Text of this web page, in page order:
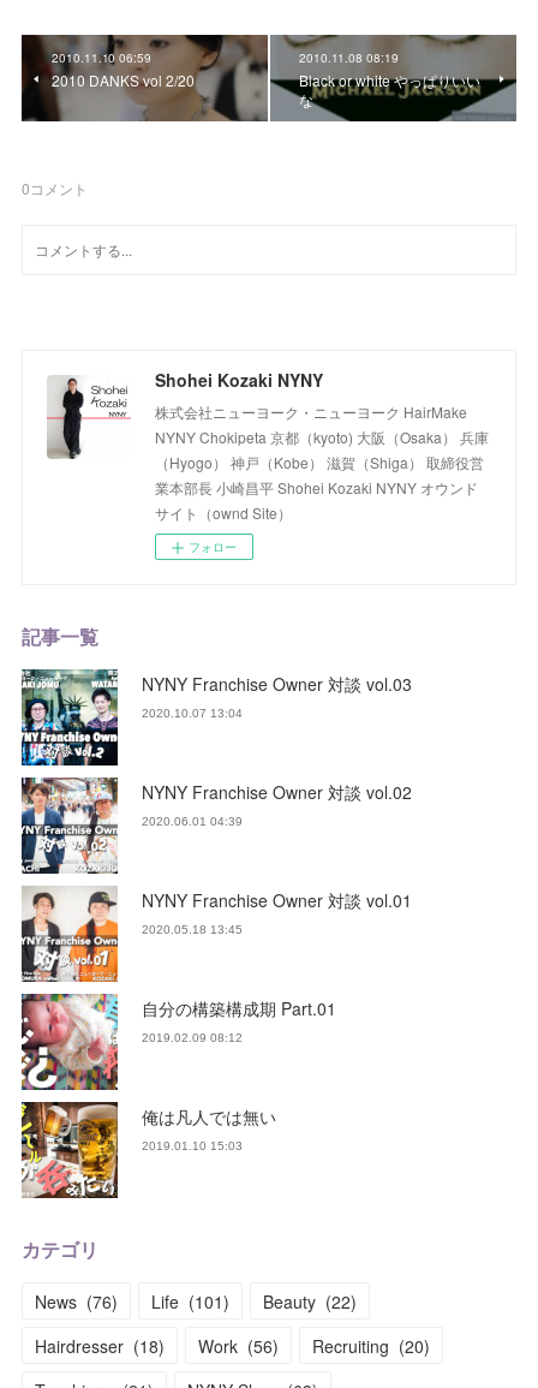
2010.11.10 06:59
2010 DANKS vol 2/20
2010.11.08 08:19
Black or white やっぱりいい
な
0コメント
Shohei Kozaki NYNY
株式会社ニューヨーク・ニューヨーク HairMake
NYNY Chokipeta 京都（kyoto) 大阪（Osaka） 兵庫
（Hyogo） 神戸（Kobe） 滋賀（Shiga） 取締役営
業本部長 小崎昌平 Shohei Kozaki NYNY オウンド
サイト（ownd Site）
フォロー
記事一覧
NYNY Franchise Owner 対談 vol.03
2020.10.07 13:04
NYNY Franchise Owner 対談 vol.02
2020.06.01 04:39
NYNY Franchise Owner 対談 vol.01
2020.05.18 13:45
自分の構築構成期 Part.01
2019.02.09 08:12
俺は凡人では無い
2019.01.10 15:03
カテゴリ
News (76) Life (101) Beauty (22)
Hairdresser (18) Work (56) Recruiting (20)